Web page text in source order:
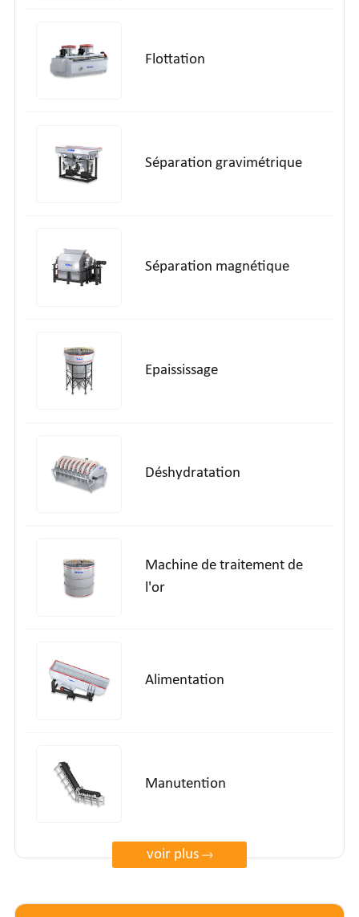
Flottation
Séparation gravimétrique
Séparation magnétique
Epaississage
Déshydratation
Machine de traitement de
l'or
Alimentation
Manutention
voir plus